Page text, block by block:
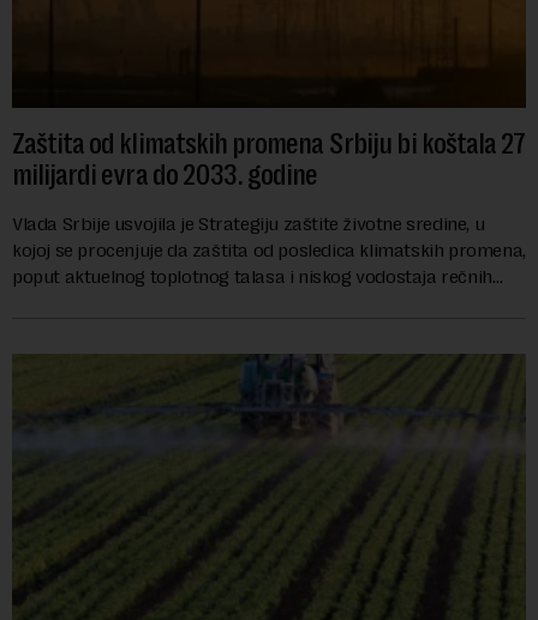
Zaštita od klimatskih promena Srbiju bi koštala 27
milijardi evra do 2033. godine
Vlada Srbije usvojila je Strategiju zaštite životne sredine, u
kojoj se procenjuje da zaštita od posledica klimatskih promena,
poput aktuelnog toplotnog talasa i niskog vodostaja rečnih